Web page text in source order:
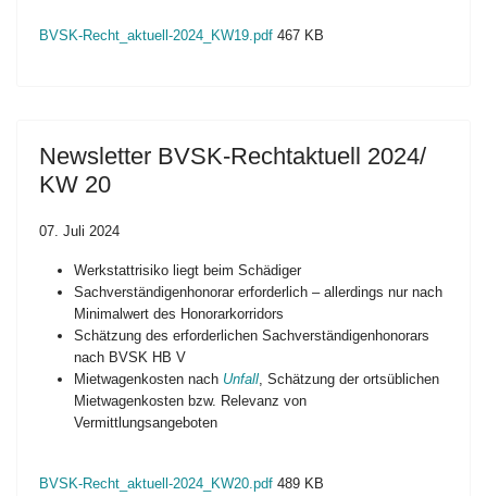
BVSK-Recht_aktuell-2024_KW19.pdf 467 KB
Newsletter BVSK-Rechtaktuell 2024/
KW 20
07. Juli 2024
Werkstattrisiko liegt beim Schädiger
Sachverständigenhonorar erforderlich – allerdings nur nach
Minimalwert des Honorarkorridors
Schätzung des erforderlichen Sachverständigenhonorars
nach BVSK HB V
Mietwagenkosten nach Unfall, Schätzung der ortsüblichen
Mietwagenkosten bzw. Relevanz von
Vermittlungsangeboten
BVSK-Recht_aktuell-2024_KW20.pdf 489 KB